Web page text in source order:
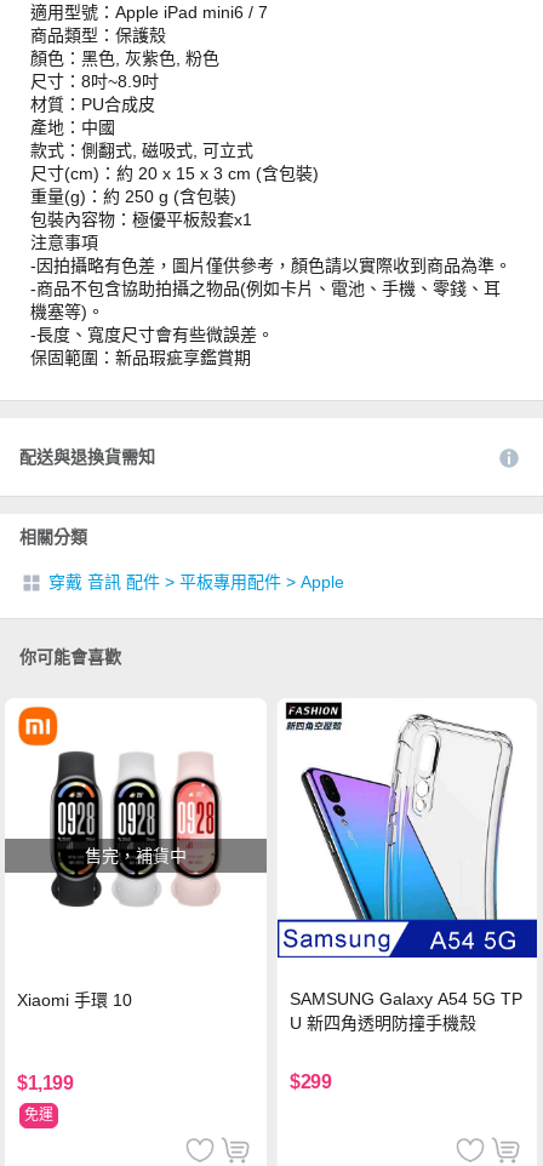
適用型號：Apple iPad mini6 / 7
商品類型：保護殼
顏色：黑色, 灰紫色, 粉色
尺寸：8吋~8.9吋
材質：PU合成皮
產地：中國
款式：側翻式, 磁吸式, 可立式
尺寸(cm)：約 20 x 15 x 3 cm (含包裝)
重量(g)：約 250 g (含包裝)
包裝內容物：極優平板殼套x1
注意事項
-因拍攝略有色差，圖片僅供參考，顏色請以實際收到商品為準。
-商品不包含協助拍攝之物品(例如卡片、電池、手機、零錢、耳
機塞等)。
-長度、寬度尺寸會有些微誤差。
保固範圍：新品瑕疵享鑑賞期
配送與退換貨需知
相關分類
穿戴 音訊 配件 > 平板專用配件 > Apple
你可能會喜歡
售完，補貨中
Xiaomi 手環 10
$1,199
免運
SAMSUNG Galaxy A54 5G TP
U 新四角透明防撞手機殼
$299